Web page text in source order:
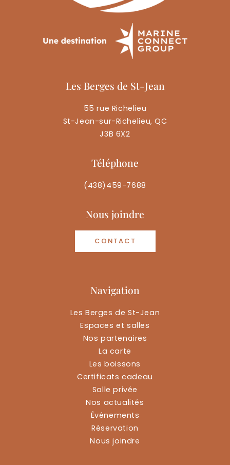
Les Berges de St-Jean
55 rue Richelieu
St-Jean-sur-Richelieu, QC
J3B 6X2
Téléphone
(438)459-7688
Nous joindre
CONTACT
Navigation
Les Berges de St-Jean
Espaces et salles
Nos partenaires
La carte
Les boissons
Certificats cadeau
Salle privée
Nos actualités
Événements
Réservation
Nous joindre